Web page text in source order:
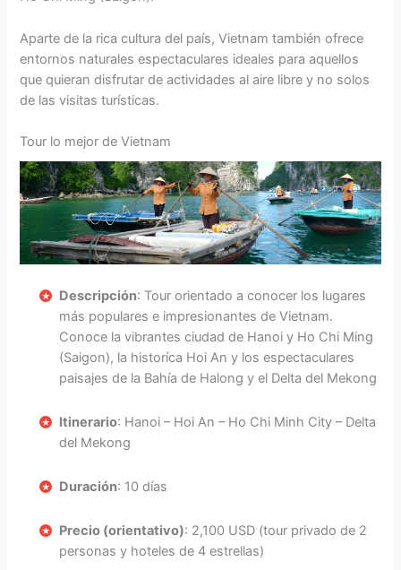
Aparte de la rica cultura del país, Vietnam también ofrece
entornos naturales espectaculares ideales para aquellos
que quieran disfrutar de actividades al aire libre y no solos
de las visitas turísticas.
Tour lo mejor de Vietnam
Descripción: Tour orientado a conocer los lugares
más populares e impresionantes de Vietnam.
Conoce la vibrantes ciudad de Hanoi y Ho Chi Ming
(Saigon), la historíca Hoi An y los espectaculares
paisajes de la Bahía de Halong y el Delta del Mekong
Itinerario: Hanoi – Hoi An – Ho Chi Minh City – Delta
del Mekong
Duración: 10 días
Precio (orientativo): 2,100 USD (tour privado de 2
personas y hoteles de 4 estrellas)